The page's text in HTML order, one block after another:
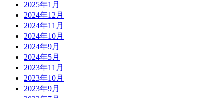
2025年1月
2024年12月
2024年11月
2024年10月
2024年9月
2024年5月
2023年11月
2023年10月
2023年9月